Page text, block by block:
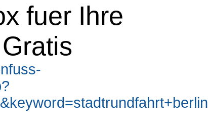
fuer Ihre